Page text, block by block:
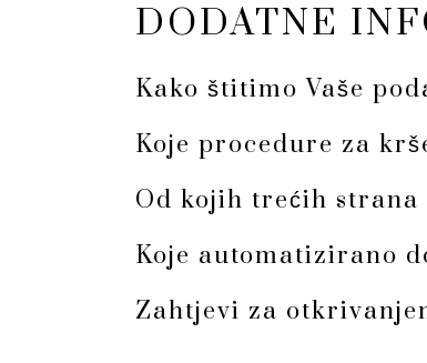
DODATNE
Kako štitimo Vaše
Koje procedure za
Od kojih trećih strana
Koje automatizirano
Zahtjevi za